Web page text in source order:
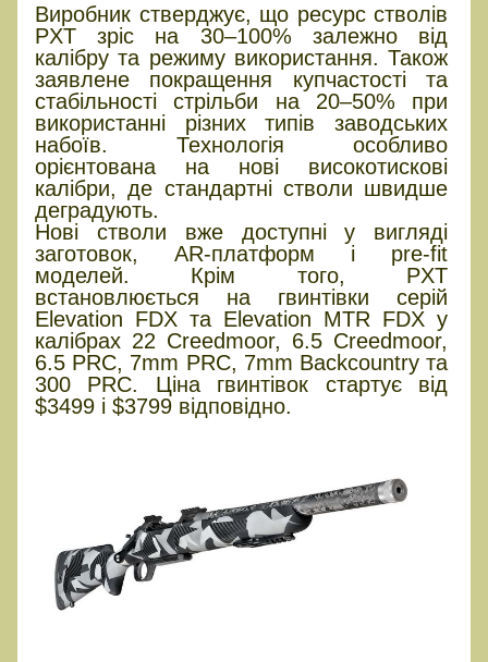
Виробник стверджує, що ресурс стволів
PXT зріс на 30–100% залежно від
калібру та режиму використання. Також
заявлене покращення купчастості та
стабільності стрільби на 20–50% при
використанні різних типів заводських
набоїв. Технологія особливо
орієнтована на нові високотискові
калібри, де стандартні стволи швидше
деградують.
Нові стволи вже доступні у вигляді
заготовок, AR-платформ і pre-fit
моделей. Крім того, PXT
встановлюється на гвинтівки серій
Elevation FDX та Elevation MTR FDX у
калібрах 22 Creedmoor, 6.5 Creedmoor,
6.5 PRC, 7mm PRC, 7mm Backcountry та
300 PRC. Ціна гвинтівок стартує від
$3499 і $3799 відповідно.